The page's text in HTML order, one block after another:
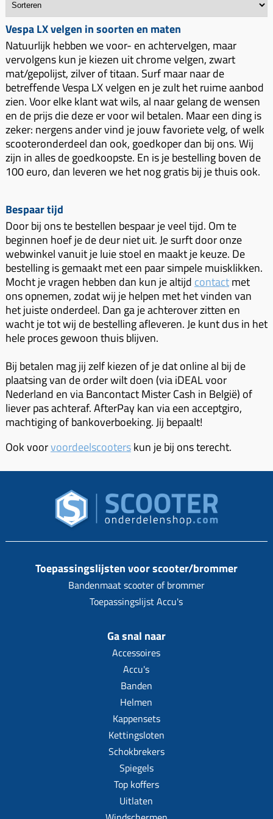
Uitlaat bocht
Radiateur (delen)
Waterpomp (delen)
V-snaren
Variorolsets
Pulley
Variateur (delen)
Variokit
Zuigers
Origineel zuigers
Tomos opvoeren (kits)
Koppeling compleet
Koppeling trekveer
Ketting / tandwiel
Koeling (delen)
Overbrenging
Remsegmenten
Remklauw (delen)
Remschijven
Voorrem kabel
Voorvork
Wiel (delen)
Zadel
Standaard
Voordragers
Windschermen
Accessoires overig
Zadel
Gereedschap
Speednut
Vespa LX velgen in soorten en maten
Natuurlijk hebben we voor- en achtervelgen, maar
vervolgens kun je kiezen uit chrome velgen, zwart
mat/gepolijst, zilver of titaan. Surf maar naar de
betreffende Vespa LX velgen en je zult het ruime aanbod
zien. Voor elke klant wat wils, al naar gelang de wensen
en de prijs die deze er voor wil betalen. Maar een ding is
zeker: nergens ander vind je jouw favoriete velg, of welk
scooteronderdeel dan ook, goedkoper dan bij ons. Wij
zijn in alles de goedkoopste. En is je bestelling boven de
100 euro, dan leveren we het nog gratis bij je thuis ook.
Bespaar tijd
Door bij ons te bestellen bespaar je veel tijd. Om te
beginnen hoef je de deur niet uit. Je surft door onze
webwinkel vanuit je luie stoel en maakt je keuze. De
bestelling is gemaakt met een paar simpele muisklikken.
Mocht je vragen hebben dan kun je altijd contactmet
ons opnemen, zodat wij je helpen met het vinden van
het juiste onderdeel. Dan ga je achterover zitten en
wacht je tot wij de bestelling afleveren. Je kunt dus in het
hele proces gewoon thuis blijven.
Bij betalen mag jij zelf kiezen of je dat online al bij de
plaatsing van de order wilt doen (via iDEAL voor
Nederland en via Bancontact Mister Cash in België) of
liever pas achteraf. AfterPay kan via een acceptgiro,
machtiging of bankoverboeking. Jij bepaalt!
Ook voorvoordeelscooterskun je bij ons terecht.
Toepassingslijsten voor scooter/brommer
Bandenmaat scooter of brommer
Toepassingslijst Accu's
Ga snal naar
Accessoires
Accu's
Banden
Helmen
Kappensets
Kettingsloten
Schokbrekers
Spiegels
Top koffers
Uitlaten